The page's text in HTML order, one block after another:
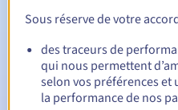
date d'échéance
E-mail le jour de l'expiration
suspension du nom de
Sous réserve de votre
des traceurs de
qui nous permettent
selon vos préférences et
la performance de nos